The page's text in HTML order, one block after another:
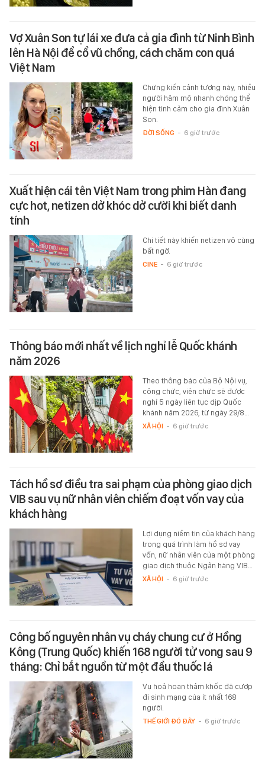
Vợ Xuân Son tự lái xe đưa cả gia đình từ Ninh Bình
lên Hà Nội để cổ vũ chồng, cách chăm con quá
Việt Nam
Chứng kiến cảnh tượng này, nhiều
người hâm mộ nhanh chóng thể
hiện tình cảm cho gia đình Xuân
Son.
ĐỜI SỐNG - 6 giờ trước
Xuất hiện cái tên Việt Nam trong phim Hàn đang
cực hot, netizen dở khóc dở cười khi biết danh
tính
Chi tiết này khiến netizen vô cùng
bất ngờ.
CINE - 6 giờ trước
Thông báo mới nhất về lịch nghỉ lễ Quốc khánh
năm 2026
Theo thông báo của Bộ Nội vụ,
công chức, viên chức sẽ được
nghỉ 5 ngày liên tục dịp Quốc
khánh năm 2026, từ ngày 29/8…
XÃ HỘI - 6 giờ trước
Tách hồ sơ điều tra sai phạm của phòng giao dịch
VIB sau vụ nữ nhân viên chiếm đoạt vốn vay của
khách hàng
Lợi dụng niềm tin của khách hàng
trong quá trình làm hồ sơ vay
vốn, nữ nhân viên của một phòng
giao dịch thuộc Ngân hàng VIB…
XÃ HỘI - 6 giờ trước
Công bố nguyên nhân vụ cháy chung cư ở Hồng
Kông (Trung Quốc) khiến 168 người tử vong sau 9
tháng: Chỉ bắt nguồn từ một đầu thuốc lá
Vụ hoả hoạn thảm khốc đã cướp
đi sinh mạng của ít nhất 168
người.
THẾ GIỚI ĐÓ ĐÂY - 6 giờ trước